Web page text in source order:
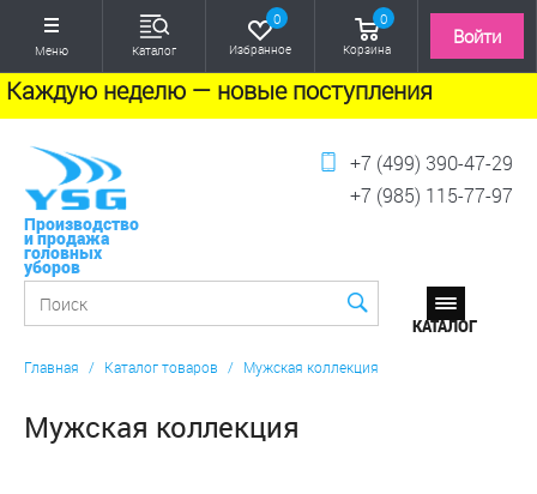
Меню Каталог
0
Избранное
0
Корзина
Войти
Каждую неделю — новые поступления
Производство
и продажа
головных
уборов
+7 (499) 390-47-29
+7 (985) 115-77-97
Главная / Каталог товаров / Мужская коллекция
Мужская коллекция